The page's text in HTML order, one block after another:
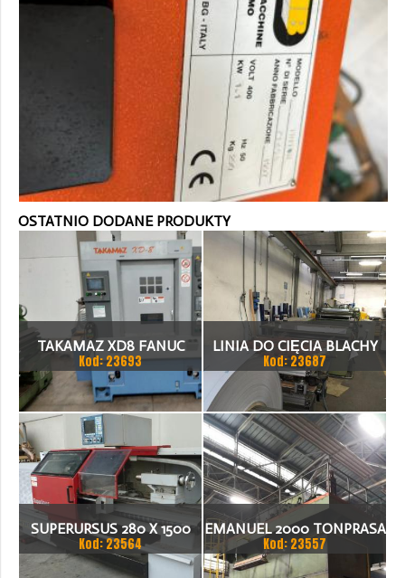
OSTATNIO DODANE PRODUKTY
TAKAMAZ XD8 FANUC
21ITA TOKARKA CNC
Kod: 23693
LINIA DO CIĘCIA BLACHY
1.500 X 1,5 (2,5) MM
Kod: 23687
SUPERURSUS 280 X 1500
TOKARKA
Kod: 23564
EMANUEL 2000 TONPRASA
HYDRAULICZNA 3200 X
Kod: 23557